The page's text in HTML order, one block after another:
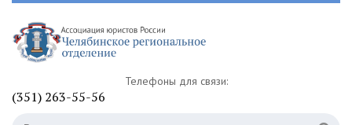
Телефоны для связи:
(351) 263-55-56